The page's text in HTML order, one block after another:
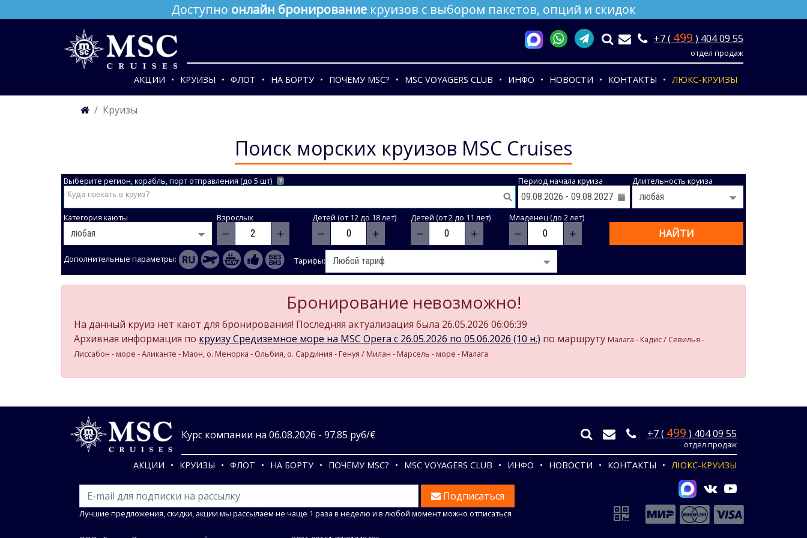
Доступно онлайн бронирование круизов с выбором пакетов, опций и скидок
+7 ( 499 ) 404 09 55
отдел продаж
АКЦИИ КРУИЗЫ ФЛОТ НА БОРТУ ПОЧЕМУ MSC? MSC VOYAGERS CLUB ИНФО НОВОСТИ КОНТАКТЫ ЛЮКС-КРУИЗЫ
Круизы
Поиск морских круизов MSC Cruises
Выберите регион, корабль, порт отправления (до 5 шт) ? Период начала круиза Длительность круиза
Категория каюты Взрослых
− +
Детей (от 12 до 18 лет)
− +
Детей (от 2 до 11 лет)
− +
Младенец (до 2 лет)
− + НАЙТИ
Дополнительные параметры: Тарифы:
Бронирование невозможно!
На данный круиз нет кают для бронирования! Последняя актуализация была 26.05.2026 06:06:39
Архивная информация по круизу Средиземное море на MSC Opera c 26.05.2026 по 05.06.2026 (10 н.) по маршруту Малага - Кадиc / Севилья -
Лиссабон - море - Аликанте - Маон, о. Менорка - Ольбия, о. Сардиния - Генуя / Милан - Марсель - море - Малага
Курс компании на 06.08.2026 - 97.85 руб/€ +7 ( 499 ) 404 09 55
отдел продаж
АКЦИИ КРУИЗЫ ФЛОТ НА БОРТУ ПОЧЕМУ MSC? MSC VOYAGERS CLUB ИНФО НОВОСТИ КОНТАКТЫ ЛЮКС-КРУИЗЫ
Подписаться
Лучшие предложения, скидки, акции мы рассылаем не чаще 1 раза в неделю и в любой момент можно отписаться